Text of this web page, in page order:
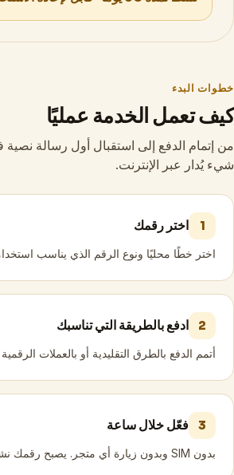
خطوات البدء
كيف تعمل الخدمة عمليًا
من إتمام الدفع إلى استقبال أول رسالة
شيء يُدار عبر الإنترنت.
1 اختر رقمك
اختر خطًا محليًا ونوع الرقم الذي يناسب
2 ادفع بالطريقة التي تناسبك
أتمم الدفع بالطرق التقليدية أو بالعملات
3 فعّل خلال ساعة
بدون SIM وبدون زيارة أي متجر. يصبح رقمك نشطًا فور تأكيد الدفع.